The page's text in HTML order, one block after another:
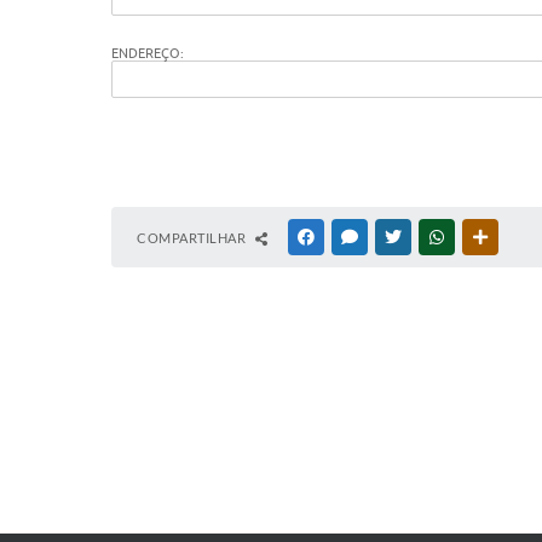
ENDEREÇO:
COMPARTILHAR FACEBOOKMESSENGER
TWITTERWHATSAPP